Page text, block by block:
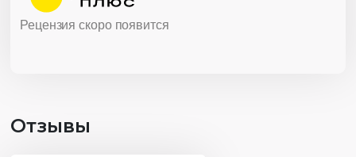
Рецензия скоро появится
Отзывы